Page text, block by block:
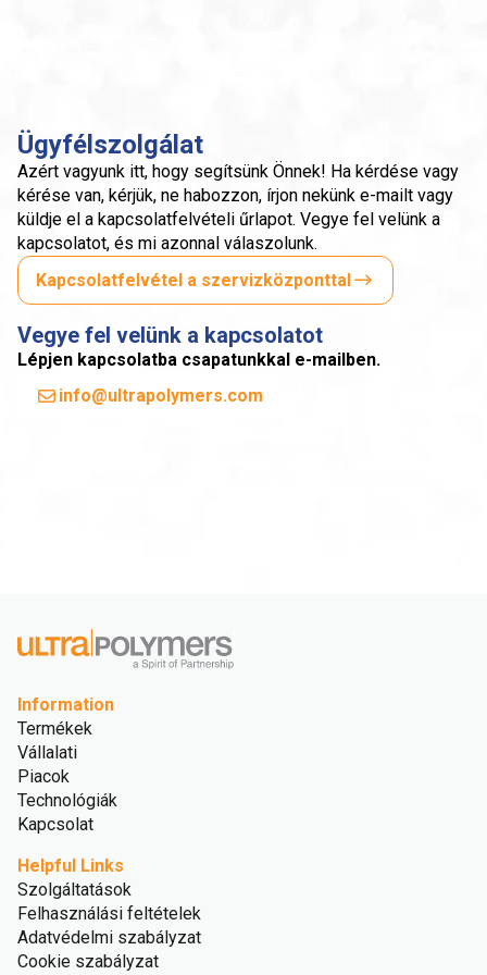
Ügyfélszolgálat
Azért vagyunk itt, hogy segítsünk Önnek! Ha kérdése vagy
kérése van, kérjük, ne habozzon, írjon nekünk e-mailt vagy
küldje el a kapcsolatfelvételi űrlapot. Vegye fel velünk a
kapcsolatot, és mi azonnal válaszolunk.
Kapcsolatfelvétel a szervizközponttal
Vegye fel velünk a kapcsolatot
Lépjen kapcsolatba csapatunkkal e-mailben.
info@ultrapolymers.com
Information
Termékek
Vállalati
Piacok
Technológiák
Kapcsolat
Helpful Links
Szolgáltatások
Felhasználási feltételek
Adatvédelmi szabályzat
Cookie szabályzat